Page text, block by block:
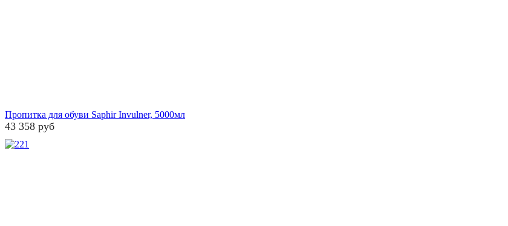
Пропитка для обуви Saphir Invulner, 5000мл
43 358 руб